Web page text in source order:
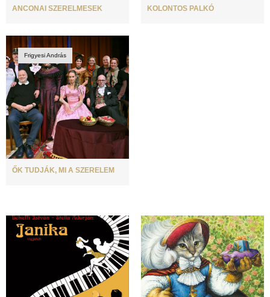
ANCONAI SZERELMESEK KOLONTOS PALKÓ
Frigyesi András
ŐK TUDJÁK, MI A SZERELEM